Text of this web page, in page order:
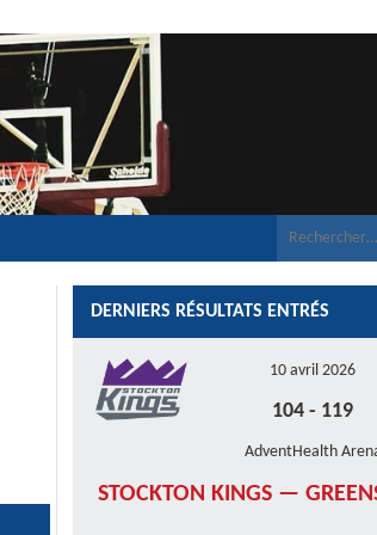
DERNIERS RÉSULTATS ENTRÉS
10 avril 2026
104 - 119
AdventHealth
STOCKTON KINGS —